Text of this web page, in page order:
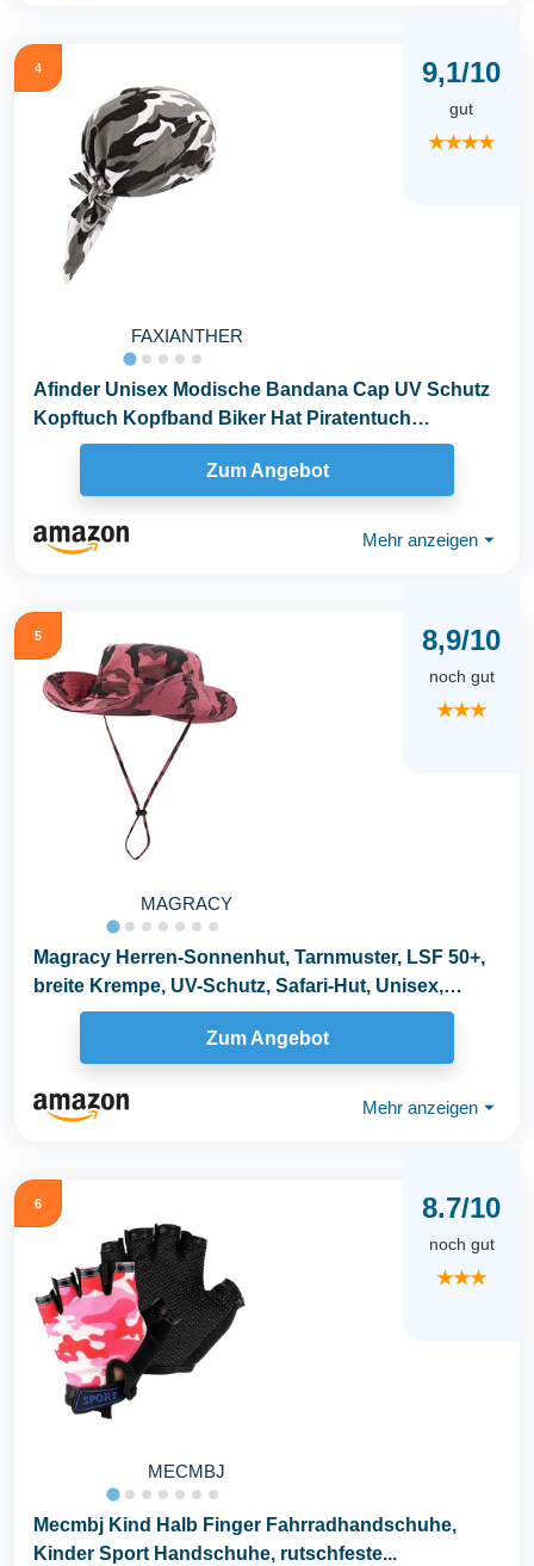
4
FAXIANTHER
9,1/10
gut
★★★★
Afinder Unisex Modische Bandana Cap UV Schutz
Kopftuch Kopfband Biker Hat Piratentuch
Kopftücher...
Zum Angebot
Mehr anzeigen ⏷
5
MAGRACY
8,9/10
noch gut
★★★
Magracy Herren-Sonnenhut, Tarnmuster, LSF 50+,
breite Krempe, UV-Schutz, Safari-Hut, Unisex,
rose...
Zum Angebot
Mehr anzeigen ⏷
6
MECMBJ
8.7/10
noch gut
★★★
Mecmbj Kind Halb Finger Fahrradhandschuhe,
Kinder Sport Handschuhe, rutschfeste...